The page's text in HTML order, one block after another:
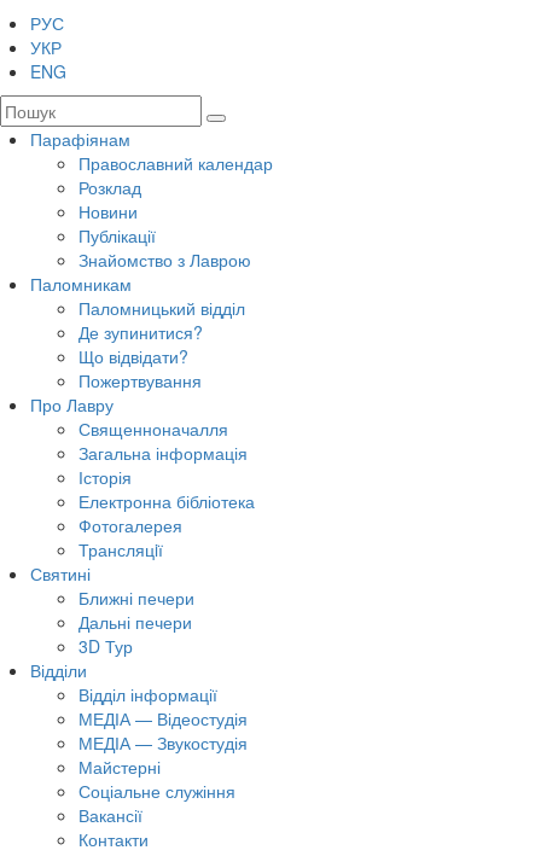
РУС
УКР
ENG
Парафіянам
Православний календар
Розклад
Новини
Публікації
Знайомство з Лаврою
Паломникам
Паломницький відділ
Де зупинитися?
Що відвідати?
Пожертвування
Про Лавру
Священноначалля
Загальна інформація
Історія
Електронна бібліотека
Фотогалерея
Трансляцiї
Святині
Ближні печери
Дальні печери
3D Тур
Відділи
Відділ інформації
МЕДІА — Відеостудія
МЕДІА — Звукостудія
Майстерні
Соціальне служіння
Вакансії
Контакти